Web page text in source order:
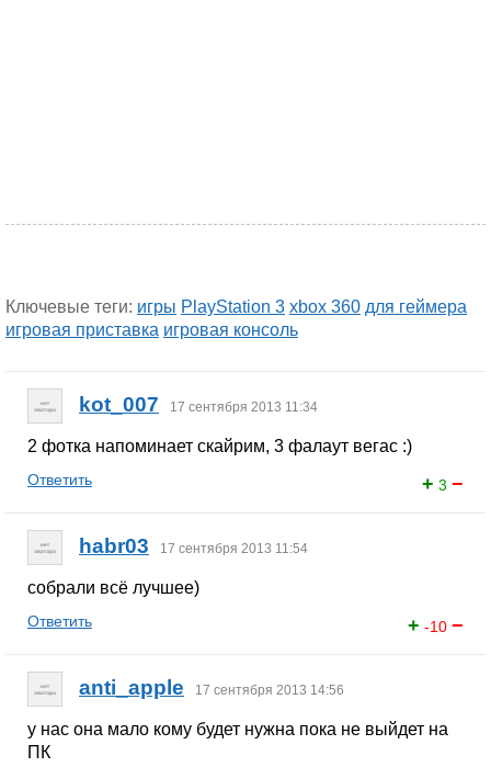
Ключевые теги: игры PlayStation 3 xbox 360 для геймера
игровая приставка игровая консоль
kot_007 17 сентября 2013 11:34
2 фотка напоминает скайрим, 3 фалаут вегас :)
+ 3 −
Ответить
habr03 17 сентября 2013 11:54
собрали всё лучшее)
+ -10 −
Ответить
anti_apple 17 сентября 2013 14:56
у нас она мало кому будет нужна пока не выйдет на
ПК